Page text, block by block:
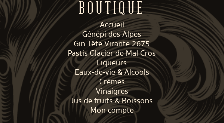
BOUTIQUE
Accueil
Génépi des Alpes
Gin Tête Virante 2675
Pastis Glacier de Mal Cros
Liqueurs
Eaux-de-vie & Alcools
Crèmes
Vinaigres
Jus de fruits & Boissons
Mon compte